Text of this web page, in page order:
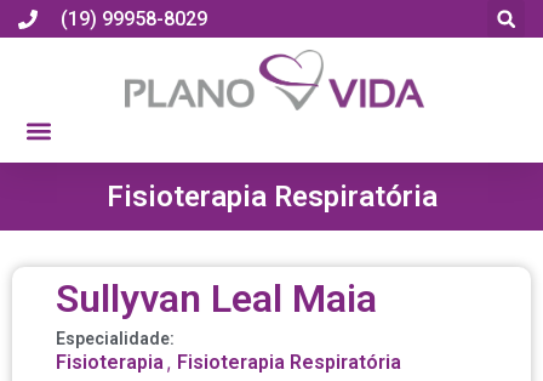
(19) 99958-8029
Fisioterapia Respiratória
Sullyvan Leal Maia
Especialidade:
Fisioterapia, Fisioterapia Respiratória